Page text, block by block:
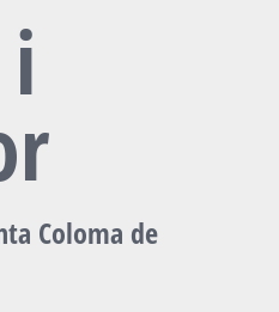
Coloma de